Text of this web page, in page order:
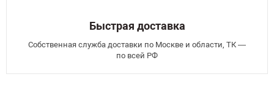
Быстрая доставка
Собственная служба доставки по Москве и области, ТК —
по всей РФ